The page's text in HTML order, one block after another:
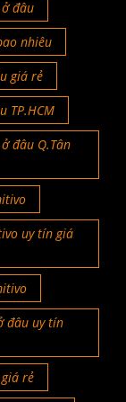
đâu
nhiêu
giá rẻ
TP.HCM
đâu Q.Tân
uy tín giá
đâu uy tín
rẻ